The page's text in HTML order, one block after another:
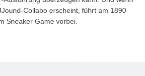
Collabo erscheint, führt am 1890
Sneaker Game vorbei.